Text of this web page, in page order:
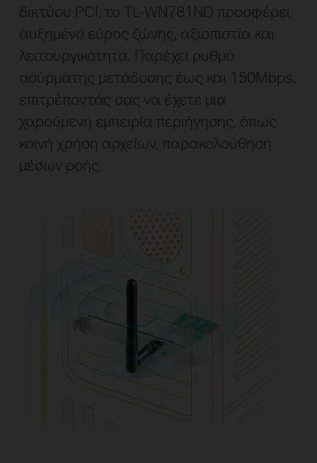
δικτύου PCI, το TL-WN781ND προσφέρει
αυξημένο εύρος ζώνης, αξιοπιστία και
λειτουργικότητα. Παρέχει ρυθμό
ασύρματης μετάδοσης έως και 150Mbps,
επιτρέποντάς σας να έχετε μια
χαρούμενη εμπειρία περιήγησης, όπως
κοινή χρήση αρχείων, παρακολούθηση
μέσων ροής.